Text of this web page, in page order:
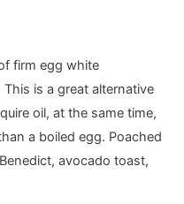
firm egg white
is a great alternative
oil, at the same time,
a boiled egg. Poached
avocado toast,